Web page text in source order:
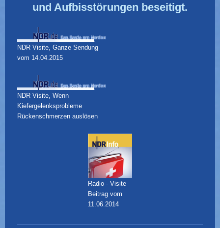
und Aufbisstörungen beseitigt.
NDR Visite, Ganze Sendung
vom 14.04.2015
NDR Visite, Wenn
Kiefergelenksprobleme
Rückenschmerzen auslösen
Radio - Visite
Beitrag vom
11.06.2014